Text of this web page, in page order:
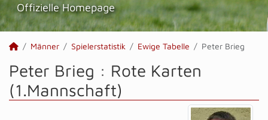
Offizielle Homepage
Männer Spielerstatistik Ewige Tabelle Peter Brieg
Peter Brieg : Rote Karten
(1.Mannschaft)